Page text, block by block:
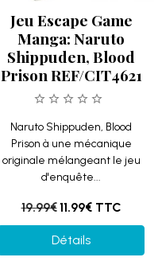
Jeu Escape Game
Manga: Naruto
Shippuden, Blood
Prison REF/CIT4621
Naruto Shippuden, Blood
Prison à une mécanique
originale mélangeant le jeu
d'enquête...
19.99€11.99€ TTC
Détails